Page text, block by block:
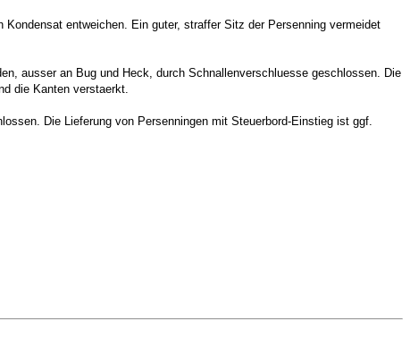
entweichen. Ein guter, straffer Sitz der Persenning vermeidet
ausser an Bug und Heck, durch Schnallenverschluesse geschlossen. Die
die Kanten verstaerkt.
Die Lieferung von Persenningen mit Steuerbord-Einstieg ist ggf.